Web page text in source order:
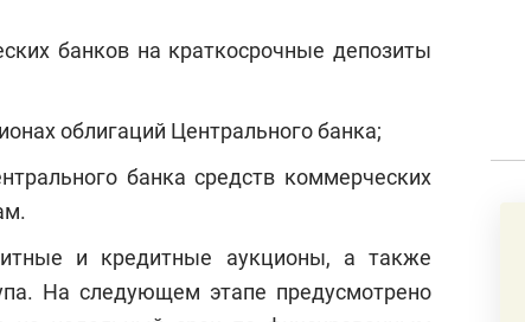
банков на краткосрочные депозиты
облигаций Центрального банка;
банка средств коммерческих
и кредитные аукционы, а также
На следующем этапе предусмотрено